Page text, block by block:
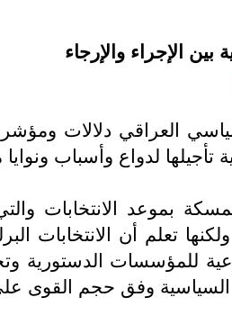
بين الإجراء والإرجاء
العراقي دلالات
تأجيلها لدواع وأسباب
بموعد الانتخابات
ولكنها تعلم أن
للمؤسسات الدستورية
وفق حجم القوى